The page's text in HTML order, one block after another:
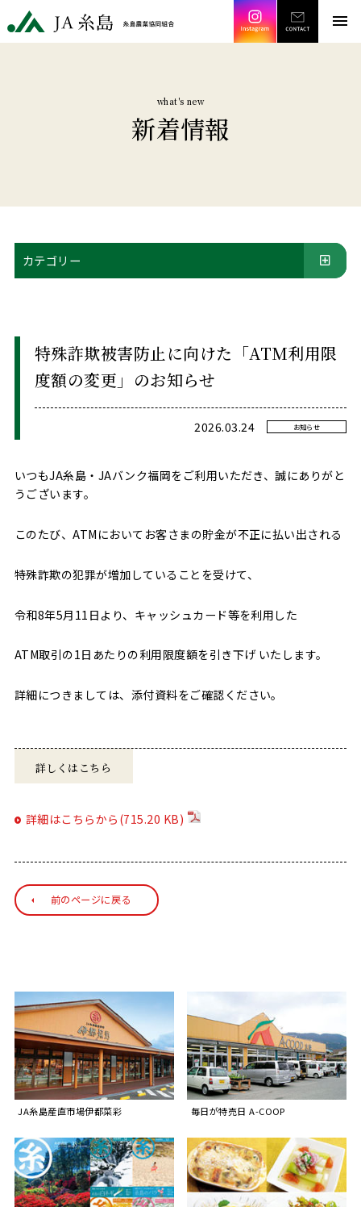
JA糸島 糸島農業協同組合
Instagram
menu
what's new
新着情報
特殊詐欺被害防止に向けた「ATM利用限
度額の変更」のお知らせ
2026.03.24 お知らせ
いつもJA糸島・JAバンク福岡をご利用いただき、誠にありがと
うございます。
このたび、ATMにおいてお客さまの貯金が不正に払い出される
特殊詐欺の犯罪が増加していることを受けて、
令和8年5月11日より、キャッシュカード等を利用した
ATM取引の1日あたりの利用限度額を引き下げ いたします。
詳細につきましては、添付資料をご確認ください。
詳しくはこちら
詳細はこちらから(715.20 KB)
前のページに戻る
カテゴリー
JA糸島産直市場伊都菜彩 毎日が特売日 A-COOP